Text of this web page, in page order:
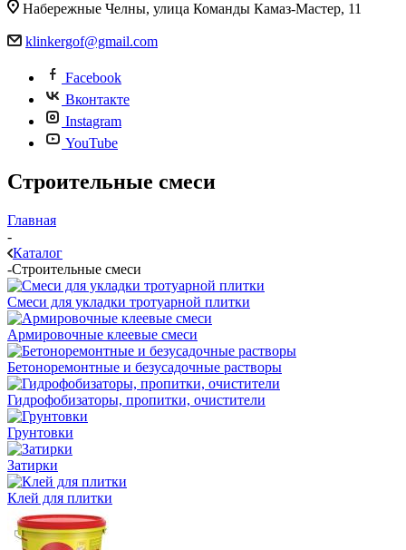
Набережные Челны, улица Команды Камаз-Мастер, 11
klinkergof@gmail.com
Facebook
Вконтакте
Instagram
YouTube
Строительные смеси
Главная
-
Каталог
-Строительные смеси
Смеси для укладки тротуарной плитки
Армировочные клеевые смеси
Бетоноремонтные и безусадочные растворы
Гидрофобизаторы, пропитки, очистители
Грунтовки
Затирки
Клей для плитки